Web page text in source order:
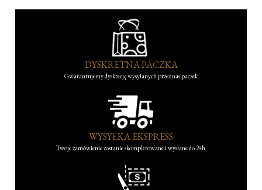
DYSKRETNA PACZKA
Gwarantujemy dyskrecję wysyłanych przez nas paczek
WYSYŁKA EKSPRESS
Twoje zamówienie zostanie skompletowane i wysłane do 24h